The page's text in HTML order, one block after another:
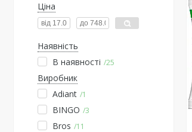
Ціна
Наявність
В наявності 25
Виробник
Adiant 1
BINGO 3
Bros 11